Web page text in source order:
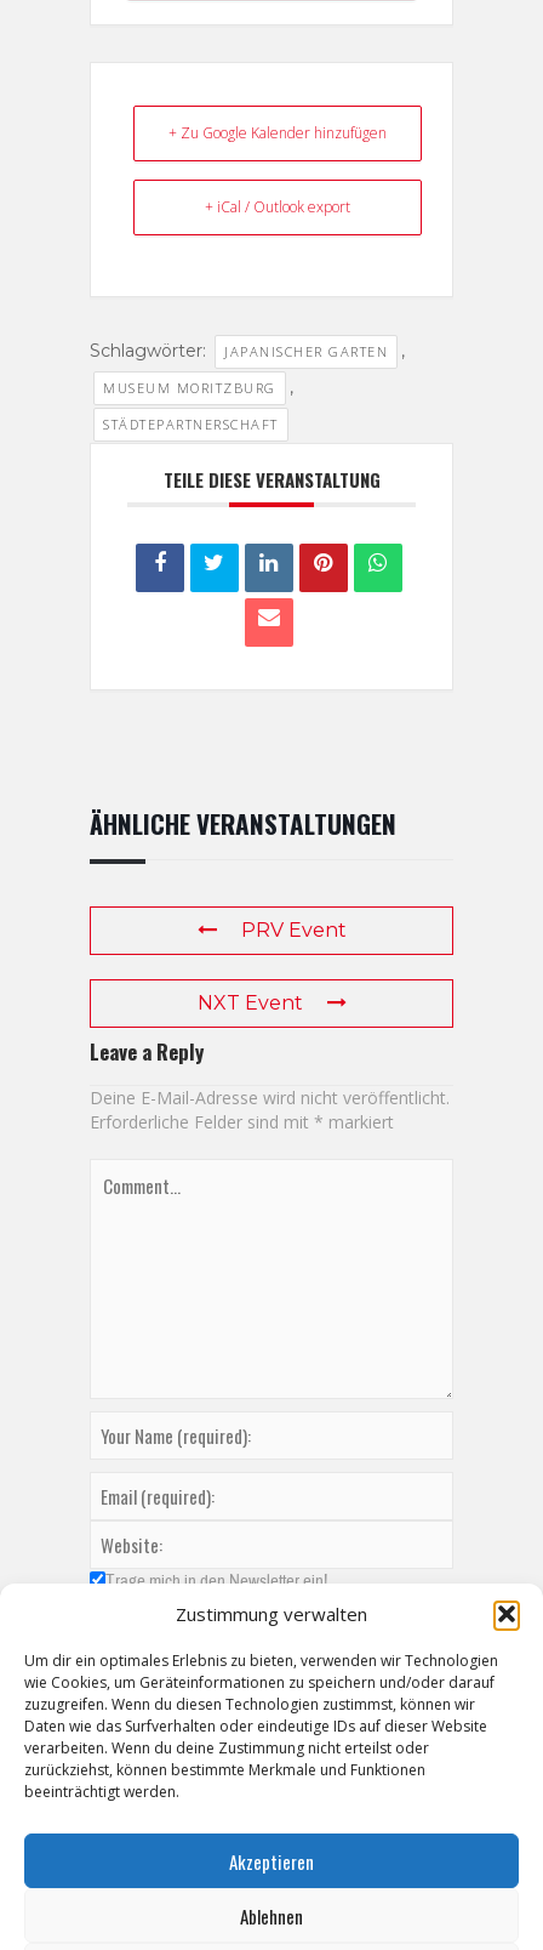
Zustimmung verwalten
Um dir ein optimales Erlebnis zu bieten, verwenden wir Technologien
wie Cookies, um Geräteinformationen zu speichern und/oder darauf
zuzugreifen. Wenn du diesen Technologien zustimmst, können wir
Daten wie das Surfverhalten oder eindeutige IDs auf dieser Website
verarbeiten. Wenn du deine Zustimmung nicht erteilst oder
zurückziehst, können bestimmte Merkmale und Funktionen
beeinträchtigt werden.
Akzeptieren
Ablehnen
+ Zu Google Kalender hinzufügen
+ iCal / Outlook export
Schlagwörter: JAPANISCHER GARTEN ,
MUSEUM MORITZBURG ,
STÄDTEPARTNERSCHAFT
TEILE DIESE VERANSTALTUNG
ÄHNLICHE VERANSTALTUNGEN
PRV Event
NXT Event
Leave a Reply
Deine E-Mail-Adresse wird nicht veröffentlicht.
Erforderliche Felder sind mit * markiert
Trage mich in den Newsletter ein!